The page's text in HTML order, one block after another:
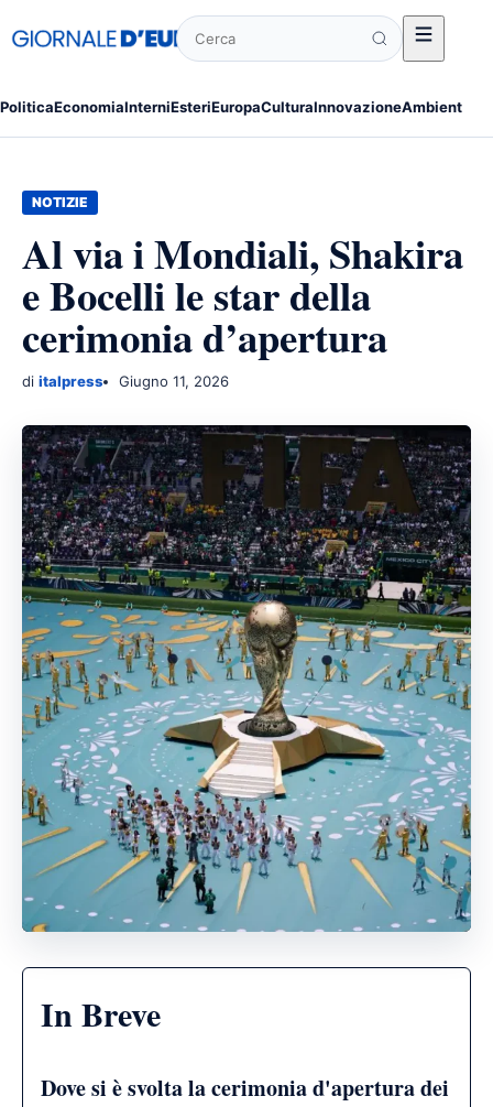
PoliticaEconomiaInterniEsteriEuropaCulturaInnovazioneAmbiente
Cerca
NOTIZIE
Al via i Mondiali, Shakira
e Bocelli le star della
cerimonia d’apertura
di italpress Giugno 11, 2026
In Breve
Dove si è svolta la cerimonia d'apertura dei